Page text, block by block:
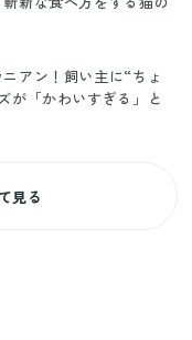
アン！飼い主に“ちょ
が「かわいすぎる」と
見る